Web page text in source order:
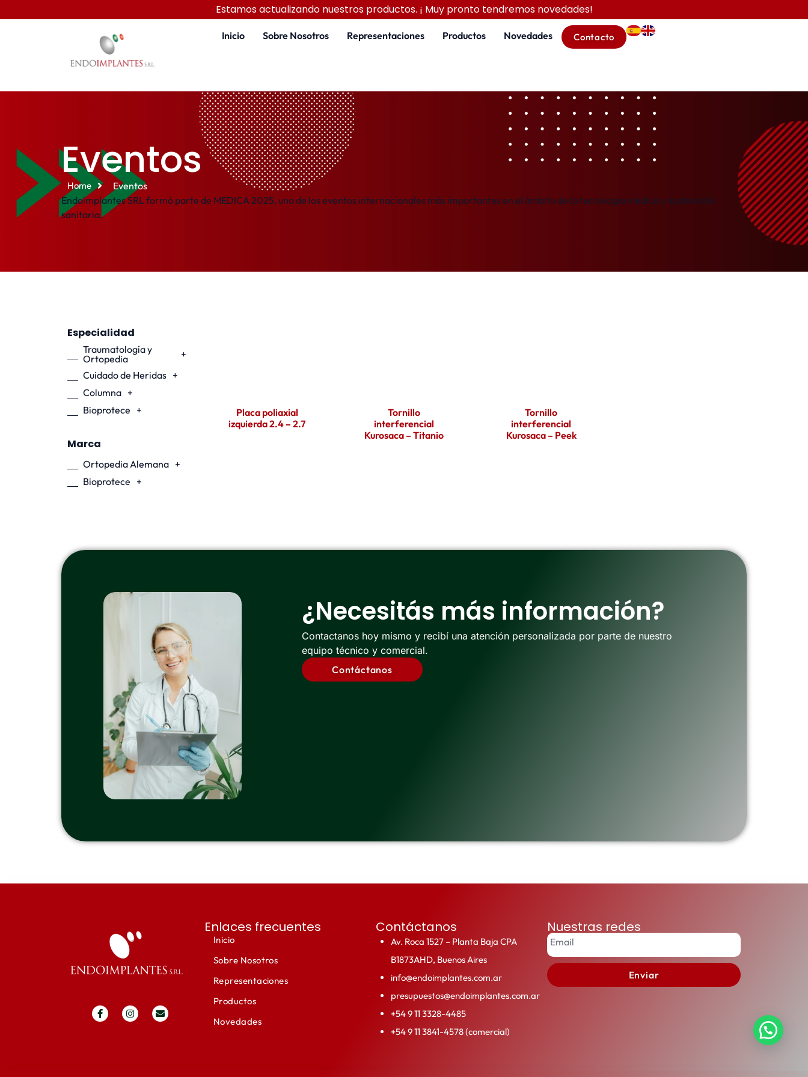
Estamos actualizando nuestros productos. ¡ Muy pronto tendremos novedades!
Inicio Sobre Nosotros Representaciones Productos Novedades Contacto
Eventos
Home
Eventos
Endoimplantes SRL formó parte de MEDICA 2025, uno de los eventos internacionales más importantes en el ámbito de la tecnología médica y la atención
sanitaria.
Especialidad
Traumatología y
Ortopedia
+
Cuidado de Heridas +
Columna +
Bioprotece +
Marca
Ortopedia Alemana +
Bioprotece +
Placa poliaxial
izquierda 2.4 – 2.7
Tornillo
interferencial
Kurosaca – Titanio
Tornillo
interferencial
Kurosaca – Peek
¿Necesitás más información?
Contactanos hoy mismo y recibí una atención personalizada por parte de nuestro
equipo técnico y comercial.
Contáctanos
Enlaces frecuentes
Inicio
Sobre Nosotros
Representaciones
Productos
Novedades
Contáctanos
Av. Roca 1527 – Planta Baja CPA
B1873AHD, Buenos Aires
info@endoimplantes.com.ar
presupuestos@endoimplantes.com.ar
+54 9 11 3328-4485
+54 9 11 3841-4578 (comercial)
Nuestras redes
Enviar